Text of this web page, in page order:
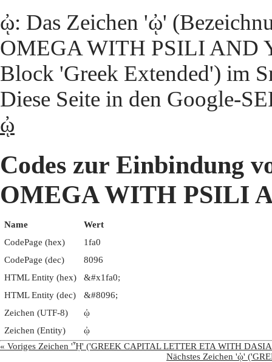
ᾠ: Das Zeichen 'ᾠ'
OMEGA WITH PSILI AND
Block 'Greek Extended') im
Diese Seite in den Google-
ᾠ
Codes zur Einbindung
OMEGA WITH PSILI
Name
Wert
CodePage (hex)
1fa0
CodePage (dec)
8096
HTML Entity (hex)
&#x1fa0;
HTML Entity (dec)
&#8096;
Zeichen (UTF-8)
ᾠ
Zeichen (Entity)
ᾠ
« Voriges Zeichen 'ᾟ' ('GREEK CAPITAL LETTER ETA WITH
Nächstes Zeichen 'ᾡ'